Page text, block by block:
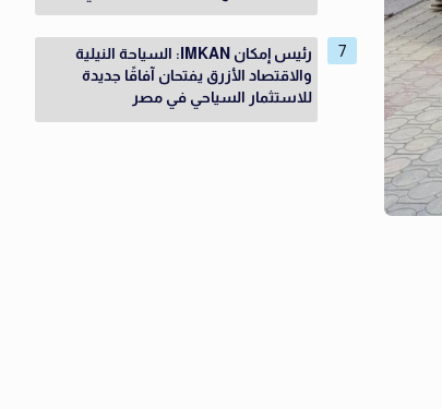
رئيس إمكان IMKAN: السياحة النيلية
والاقتصاد الأزرق يفتحان آفاقًا جديدة
للاستثمار السياحي في مصر